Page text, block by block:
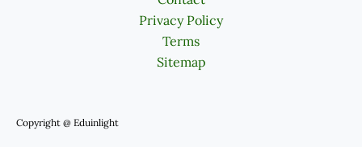
Privacy Policy
Terms
Sitemap
Copyright @ Eduinlight